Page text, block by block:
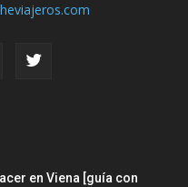
en Viena [guía con